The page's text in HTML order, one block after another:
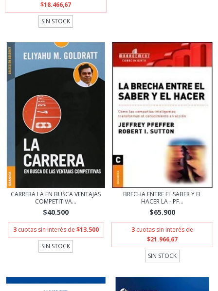
$18.466,67
SIN STOCK
CARRERA LA EN BUSCA VENTAJAS
COMPETITIVA...
$40.500
3 cuotas sin interés de $13.500
SIN STOCK
BRECHA ENTRE EL SABER Y EL
HACER LA - PF...
$65.900
3 cuotas sin interés de
$21.966,67
SIN STOCK